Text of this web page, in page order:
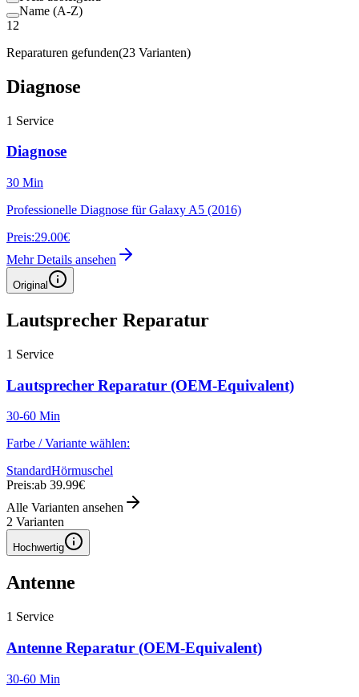
Name (A-Z)
12
Reparaturen gefunden(23 Varianten)
Diagnose
1 Service
Diagnose
30 Min
Professionelle Diagnose für Galaxy A5 (2016)
Preis:29.00€
Mehr Details ansehen
Original
Lautsprecher Reparatur
1 Service
Lautsprecher Reparatur (OEM-Equivalent)
30-60 Min
Farbe / Variante wählen:
StandardHörmuschel
Preis:ab 39.99€
Alle Varianten ansehen
2 Varianten
Hochwertig
Antenne
1 Service
Antenne Reparatur (OEM-Equivalent)
30-60 Min